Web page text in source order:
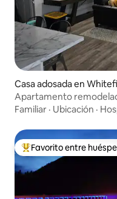
Casa adosada en
Apartamento
Familiar · Ubicación ·
De los mejores en
Favorito entre